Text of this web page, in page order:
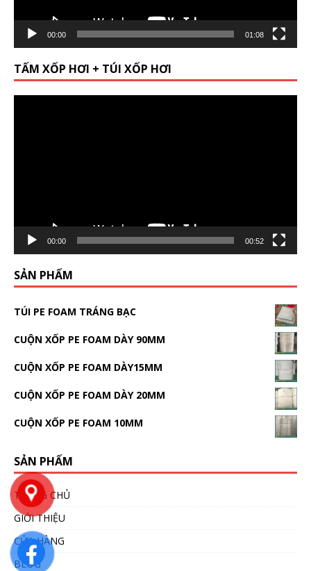
00:00 01:08
TẤM XỐP HƠI + TÚI XỐP HƠI
00:00 00:52
SẢN PHẨM
TÚI PE FOAM TRÁNG BẠC
CUỘN XỐP PE FOAM DÀY 90MM
CUỘN XỐP PE FOAM DÀY15MM
CUỘN XỐP PE FOAM DÀY 20MM
CUỘN XỐP PE FOAM 10MM
SẢN PHẨM
TRANG CHỦ
GIỚI THIỆU
CỬA HÀNG
BLOG